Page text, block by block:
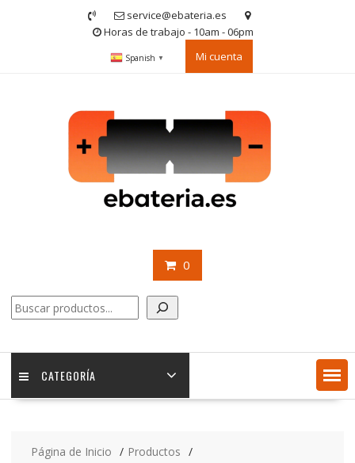
service@ebateria.es
Horas de trabajo - 10am - 06pm
Spanish ▼ Mi cuenta
0
Buscar
CATEGORÍA
Página de Inicio
Productos